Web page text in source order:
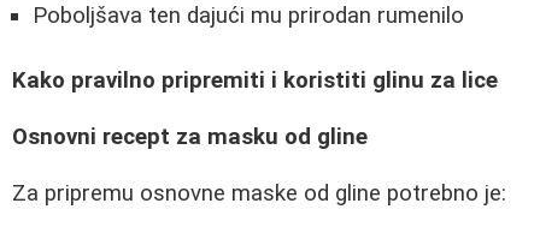
Poboljšava ten dajući mu prirodan rumenilo
Kako pravilno pripremiti i koristiti glinu za lice
Osnovni recept za masku od gline
Za pripremu osnovne maske od gline potrebno je: